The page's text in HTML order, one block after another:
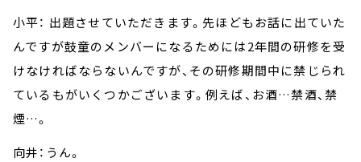
小平： 出題させていただきます。先ほどもお話に出ていた
んですが鼓童のメンバーになるためには2年間の研修を受
けなければならないんですが、その研修期間中に禁じられ
ているもがいくつかございます。例えば、お酒…禁酒、禁
煙…。
向井：うん。